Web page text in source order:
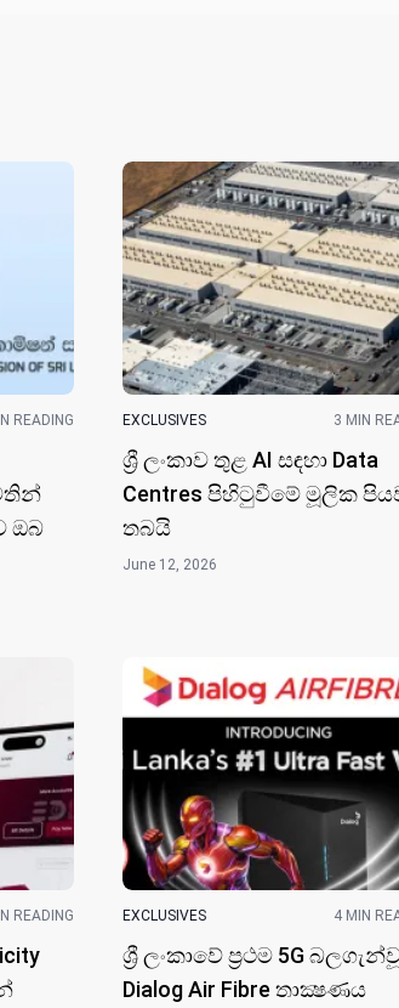
READING
ඔබ
EXCLUSIVES 3 MIN
ශ්‍රී ලංකාව තුළ AI සඳහා Data
Centres පිහිටුවීමේ මූලික
තබයි
June 12, 2026
READING EXCLUSIVES 4 MIN
ශ්‍රී ලංකාවේ ප්‍රථම 5G
Dialog Air Fibre තාක්‍ෂණය